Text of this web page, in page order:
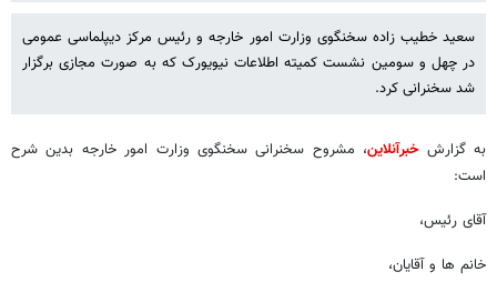
سعید خطیب زاده سخنگوی وزارت امور خارجه و رئیس مرکز دیپلماسی عمومی
در چهل و سومین نشست کمیته اطلاعات نیویورک که به صورت مجازی برگزار
شد سخنرانی کرد.
به گزارشخبرآنلاین، مشروح سخنرانی سخنگوی وزارت امور خارجه بدین شرح
است:
آقای رئیس،
خانم ها و آقایان،